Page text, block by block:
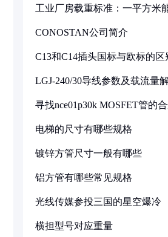
工业厂房载重标准：一平方米
CONOSTAN公司简介
C13和C14插头国标与欧标的区
LGJ-240/30导线参数及载流量
寻找nce01p30k MOSFET管的
电梯的尺寸有哪些规格
镀锌方管尺寸一般有哪些
铝方管有哪些常见规格
光线传媒参投三国的星空爆冷
横担型号对应重量